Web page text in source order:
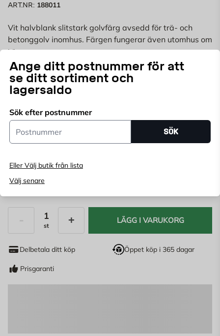
Ange ditt postnummer för att
se ditt sortiment och
lagersaldo
Sök efter postnummer
Postnummer
SÖK
Eller Välj butik från lista
Välj senare
ART.NR: 188011
Vit halvblank slitstark golvfärg avsedd för trä- och
betonggolv inomhus. Färgen fungerar även utomhus om
golvet är skyddat mot regn och vatten.
Läs mer
Välj butik
Välj butik för att se lagerstatus
Köp online, boka leverans i kassan
Angepostnummer för att se lagerstatus
119,67 kr/l
st
LÄGG I VARUKORG
Delbetala ditt köp Öppet köp i 365 dagar
Prisgaranti